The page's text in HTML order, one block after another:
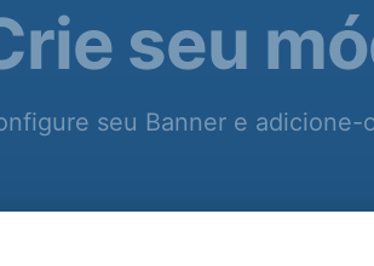
seu
seu Banner e